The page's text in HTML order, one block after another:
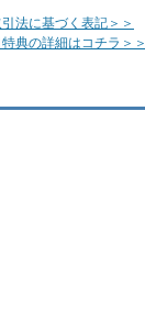
法に基づく表記＞＞
典の詳細はコチラ＞＞